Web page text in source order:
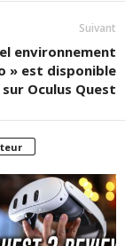
Suivant
environnement
» est disponible
sur Oculus Quest